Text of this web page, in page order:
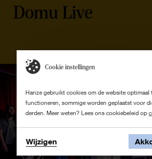
Domu Live
Cookie instellingen
Hanze gebruikt cookies om de website optimaal
functioneren, sommige worden geplaatst voor
derden. Meer weten? Lees ons cookiebeleid op
Wijzigen